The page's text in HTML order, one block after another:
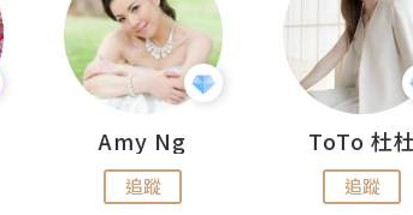
Amy Ng
追蹤
ToTo 杜杜
追蹤